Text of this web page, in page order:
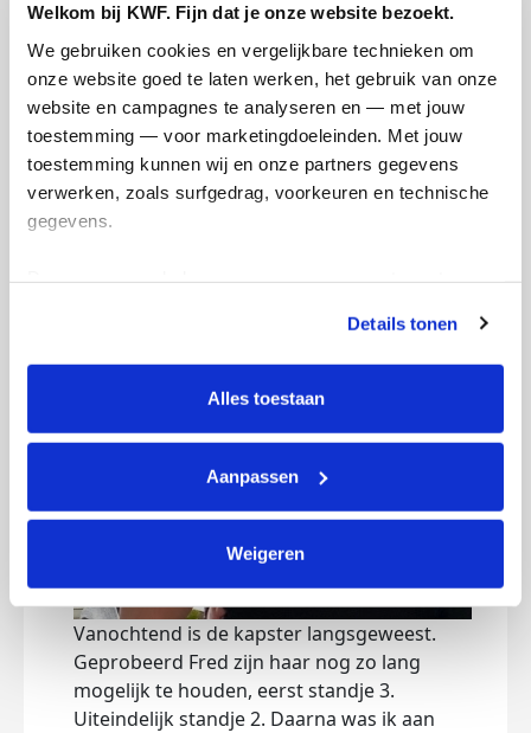
Welkom bij KWF. Fijn dat je onze website bezoekt.
We gebruiken cookies en vergelijkbare technieken om
onze website goed te laten werken, het gebruik van onze
website en campagnes te analyseren en — met jouw
toestemming — voor marketingdoeleinden. Met jouw
toestemming kunnen wij en onze partners gegevens
verwerken, zoals surfgedrag, voorkeuren en technische
gegevens.
tonen. Je kunt je toestemming op elk moment wijzigen of
intrekken via Cookie instellingen onderaan de pagina. De
lijst met cookies is te vinden in het tabblad “details”.
Details tonen
Alles toestaan
Aanpassen
Weigeren
Brothers in arms
woensdag 10 maart 2021
Vanochtend is de kapster langsgeweest.
Geprobeerd Fred zijn haar nog zo lang
mogelijk te houden, eerst standje 3.
Uiteindelijk standje 2. Daarna was ik aan